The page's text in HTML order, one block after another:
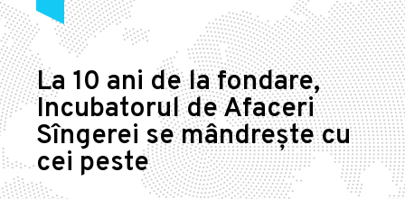
La 10 ani de la fondare,
Incubatorul de Afaceri
Sîngerei se mândrește cu
cei peste